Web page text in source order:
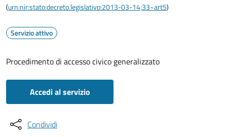
(urn:nir:stato:decreto.legislativo:2013-03-14;33~art5)
Servizio attivo
Procedimento di accesso civico generalizzato
Accedi al servizio
Condividi